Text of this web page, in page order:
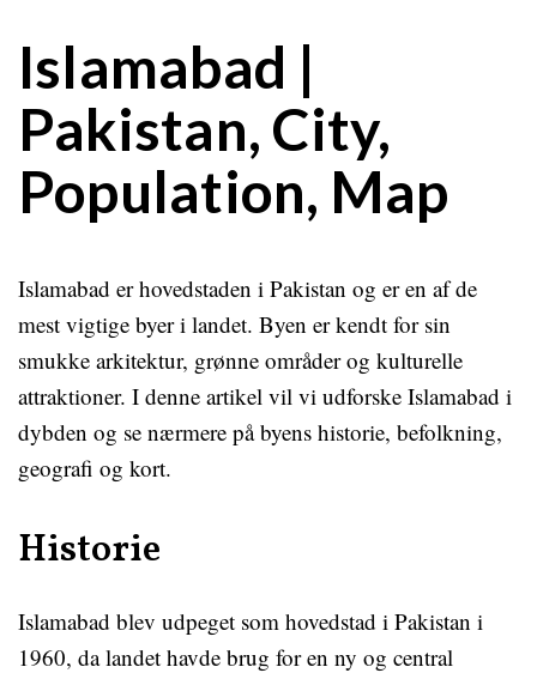
Islamabad |
Pakistan, City,
Population, Map
Islamabad er hovedstaden i Pakistan og er en af de
mest vigtige byer i landet. Byen er kendt for sin
smukke arkitektur, grønne områder og kulturelle
attraktioner. I denne artikel vil vi udforske Islamabad i
dybden og se nærmere på byens historie, befolkning,
geografi og kort.
Historie
Islamabad blev udpeget som hovedstad i Pakistan i
1960, da landet havde brug for en ny og central